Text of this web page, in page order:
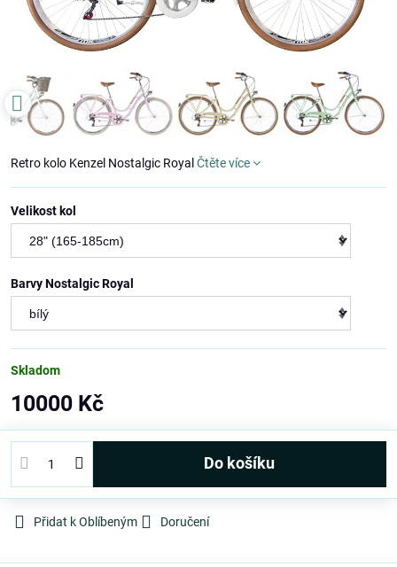
Retro kolo Kenzel Nostalgic RoyalČtěte více
Velikost kol
Barvy Nostalgic Royal
Skladom
10000 Kč
Do košíku
Přidat k Oblíbeným Doručení